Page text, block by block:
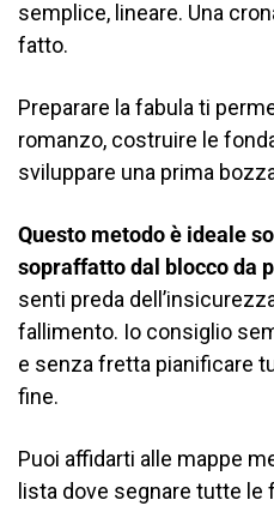
semplice, lineare. Una
fatto.
Preparare la fabula ti
romanzo, costruire le
sviluppare una prima
Questo metodo è ideale
sopraffatto dal blocco da
senti preda
fallimento. Io consiglio
e senza fretta pianificare
fine.
Puoi affidarti alle mappe
lista dove segnare tutte le